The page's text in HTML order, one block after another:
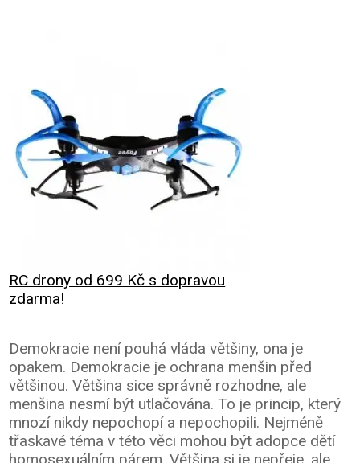
RC drony od 699 Kč s dopravou
zdarma!
Demokracie není pouhá vláda většiny, ona je
opakem. Demokracie je ochrana menšin před
většinou. Většina sice správně rozhodne, ale
menšina nesmí být utlačována. To je princip, který
mnozí nikdy nepochopí a nepochopili. Nejméně
třaskavé téma v této věci mohou být adopce dětí
homosexuálním párem. Většina si je nepřeje, ale